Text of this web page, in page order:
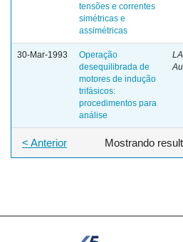
tensões e correntes
simétricas e
assimétricas
30-Mar-1993
Operação
desequilibrada de
motores de indução
trifásicos:
procedimentos para
análise
Mostrando
< Anterior